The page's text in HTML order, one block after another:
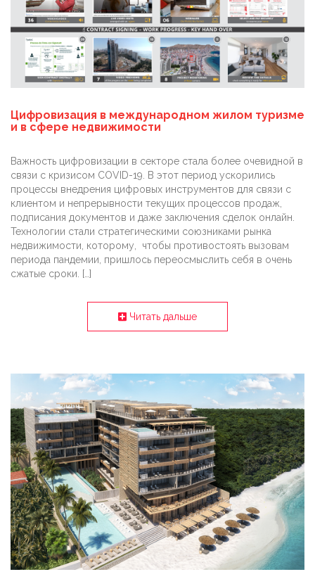
Цифровизация в международном жилом туризме
и в сфере недвижимости
Важность цифровизации в секторе стала более очевидной в
связи с кризисом COVID-19. В этот период ускорились
процессы внедрения цифровых инструментов для связи с
клиентом и непрерывности текущих процессов продаж,
подписания документов и даже заключения сделок онлайн.
Технологии стали стратегическими союзниками рынка
недвижимости, которому, чтобы противостоять вызовам
периода пандемии, пришлось переосмыслить себя в очень
сжатые сроки. […]
Читать дальше